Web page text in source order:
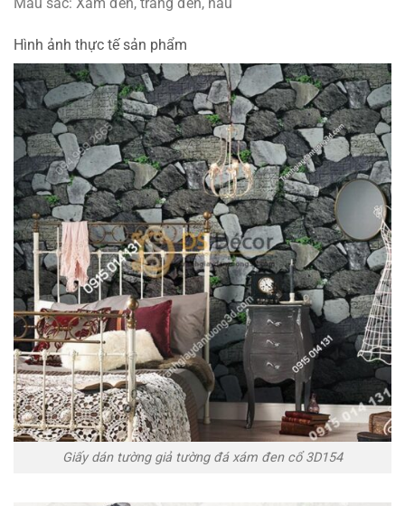
Màu sắc: Xám đen, trắng đen, nâu
Hình ảnh thực tế sản phẩm
Giấy dán tường giả tường đá xám đen cổ 3D154